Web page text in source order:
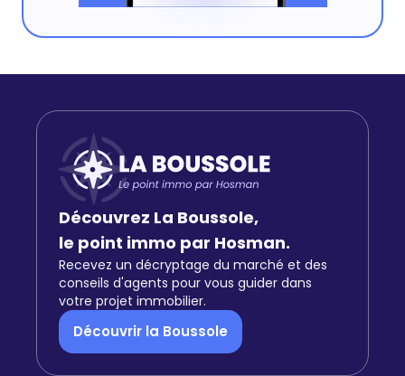
Découvrez La Boussole,
le point immo par Hosman.
Recevez un décryptage du marché et des
conseils d'agents pour vous guider dans
votre projet immobilier.
Découvrir la Boussole